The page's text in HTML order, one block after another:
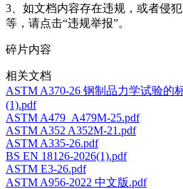
3、如文档内容存在违规，或者侵
等，请点击“违规举报”。
碎片内容
相关文档
ASTM A370-26 钢制品力学试验的
(1).pdf
ASTM A479_A479M-25.pdf
ASTM A352 A352M-21.pdf
ASTM A335-26.pdf
BS EN 18126-2026(1).pdf
ASTM E3-26.pdf
ASTM A956-2022 中文版.pdf